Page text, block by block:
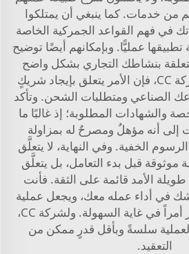
من خدمات. كما ينبغي أن يمتلكوا
في فهم القواعد الجمركية الخاصة
عمليًّا. وبإمكانهم أيضًا توضيح
بنشاطك التجاري بشكل واضح
وشفاف. وفي حالة شركة CC، فإن الأمر يتعلق بإيجاد شريكٍ
الصناعي ومتطلبات الشحن. وتأكد
والشهادات المطلوبة؛ إذ غالبًا ما
إلى أنه مؤهلٌ ومصرحٌ له بمزاولة
الخفية. وفي النهاية، لا يتعلَّق
موثوقة قبل بدء التعامل، بل يتعلَّق
طويلة الأمد قائمة على الثقة. فأنت
في أداء عمله معك، ويجعل عملية
الشحن وإعداد الفواتير أمراً في غاية السهولة. ولشركة CC،
سلسةً وبأقل قدرٍ ممكن من
التعقيد.